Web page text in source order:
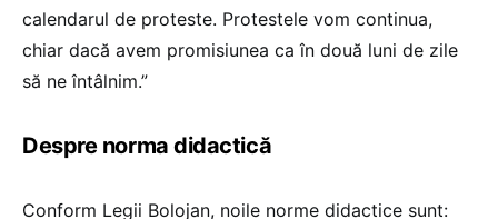
calendarul de proteste. Protestele vom continua,
chiar dacă avem promisiunea ca în două luni de zile
să ne întâlnim.”
Despre norma didactică
Conform Legii Bolojan, noile norme didactice sunt: